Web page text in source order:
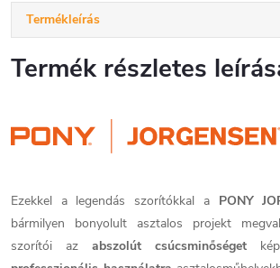
Termékleírás
Termék részletes
Ezekkel a legendás szorítókkal a PONY
bármilyen bonyolult asztalos projekt
szorítói az abszolút csúcsminőséget